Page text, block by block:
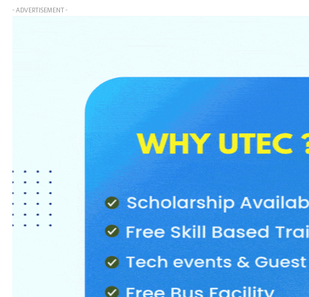
- ADVERTISEMENT -